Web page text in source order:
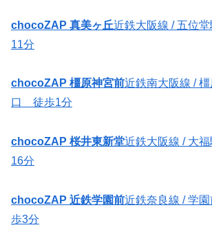
chocoZAP 真美ヶ丘近鉄大阪線 / 五位
11分
chocoZAP 橿原神宮前近鉄南大阪線 /
口 徒歩1分
chocoZAP 桜井東新堂近鉄大阪線 / 大
16分
chocoZAP 近鉄学園前近鉄奈良線 / 学
歩3分